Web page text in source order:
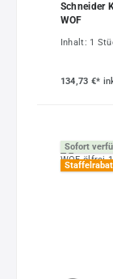
Schneider
WOF
Inhalt: 1
134,73 €*
Sofort